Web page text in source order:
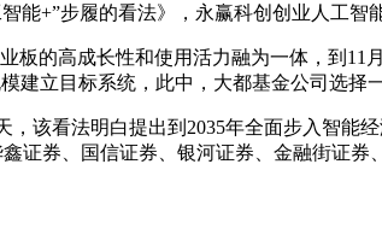
+”步履的看法》，永赢科创创业人工智
的高成长性和使用活力融为一体，到11
立目标系统，此中，大都基金公司选择
看法明白提出到2035年全面步入智能
券、国信证券、银河证券、金融街证券